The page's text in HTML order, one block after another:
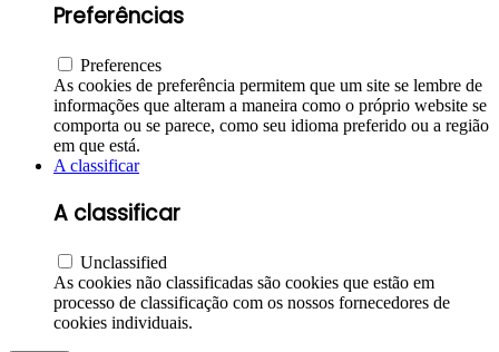
Preferências
Preferences
As cookies de preferência permitem que um site se lembre de
informações que alteram a maneira como o próprio website se
comporta ou se parece, como seu idioma preferido ou a região
em que está.
A classificar
A classificar
Unclassified
As cookies não classificadas são cookies que estão em
processo de classificação com os nossos fornecedores de
cookies individuais.